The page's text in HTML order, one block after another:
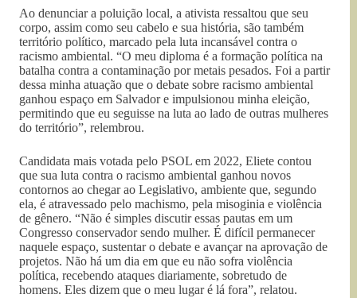
Ao denunciar a poluição local, a ativista ressaltou que seu
corpo, assim como seu cabelo e sua história, são também
território político, marcado pela luta incansável contra o
racismo ambiental. “O meu diploma é a formação política na
batalha contra a contaminação por metais pesados. Foi a partir
dessa minha atuação que o debate sobre racismo ambiental
ganhou espaço em Salvador e impulsionou minha eleição,
permitindo que eu seguisse na luta ao lado de outras mulheres
do território”, relembrou.
Candidata mais votada pelo PSOL em 2022, Eliete contou
que sua luta contra o racismo ambiental ganhou novos
contornos ao chegar ao Legislativo, ambiente que, segundo
ela, é atravessado pelo machismo, pela misoginia e violência
de gênero. “Não é simples discutir essas pautas em um
Congresso conservador sendo mulher. É difícil permanecer
naquele espaço, sustentar o debate e avançar na aprovação de
projetos. Não há um dia em que eu não sofra violência
política, recebendo ataques diariamente, sobretudo de
homens. Eles dizem que o meu lugar é lá fora”, relatou.